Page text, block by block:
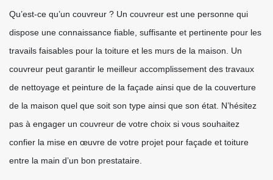
Qu’est-ce qu’un couvreur ? Un couvreur est une personne qui
dispose une connaissance fiable, suffisante et pertinente pour les
travails faisables pour la toiture et les murs de la maison. Un
couvreur peut garantir le meilleur accomplissement des travaux
de nettoyage et peinture de la façade ainsi que de la couverture
de la maison quel que soit son type ainsi que son état. N’hésitez
pas à engager un couvreur de votre choix si vous souhaitez
confier la mise en œuvre de votre projet pour façade et toiture
entre la main d’un bon prestataire.